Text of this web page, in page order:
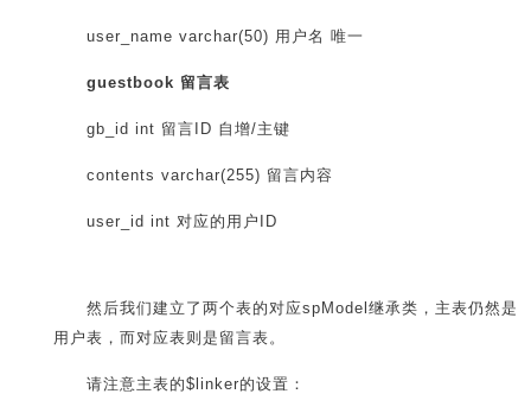
user_name varchar(50) 用户名 唯一
guestbook 留言表
gb_id int 留言ID 自增/主键
contents varchar(255) 留言内容
user_id int 对应的用户ID
然后我们建立了两个表的对应spModel继承类，主表仍然是
用户表，而对应表则是留言表。
请注意主表的$linker的设置：